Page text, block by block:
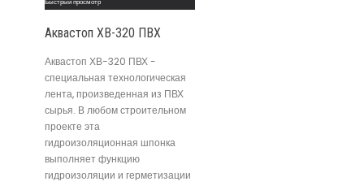
Аквастоп ХВ-320 ПВХ
Аквастоп ХВ-320 ПВХ -
специальная технологическая
лента, произведенная из ПВХ
сырья. В любом строительном
проекте эта
гидроизоляционная шпонка
выполняет функцию
гидроизоляции и герметизации